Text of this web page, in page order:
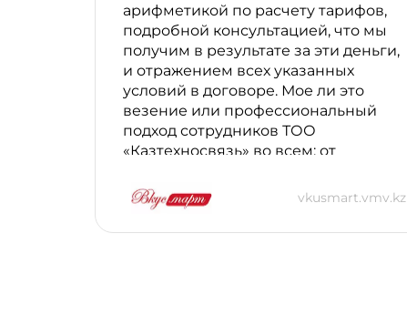
арифметикой по расчету тарифов,
подробной консультацией, что мы
получим в результате за эти деньги,
и отражением всех указанных
условий в договоре. Мое ли это
везение или профессиональный
подход сотрудников ТОО
«Казтехносвязь» во всем: от
консультаций технической
поддержки, но ни разу не
пришлось пожалеть, что был
vkusmart.vmv.kz